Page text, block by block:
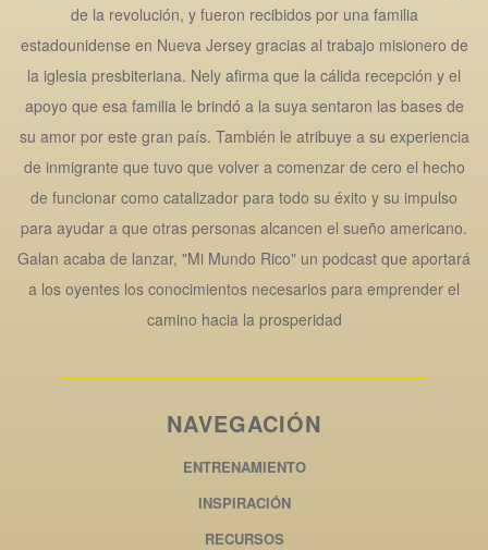
de la revolución, y fueron recibidos por una familia
estadounidense en Nueva Jersey gracias al trabajo misionero de
la iglesia presbiteriana. Nely afirma que la cálida recepción y el
apoyo que esa familia le brindó a la suya sentaron las bases de
su amor por este gran país. También le atribuye a su experiencia
de inmigrante que tuvo que volver a comenzar de cero el hecho
de funcionar como catalizador para todo su éxito y su impulso
para ayudar a que otras personas alcancen el sueño americano.
Galan acaba de lanzar, "Mi Mundo Rico" un podcast que aportará
a los oyentes los conocimientos necesarios para emprender el
camino hacia la prosperidad
NAVEGACIÓN
ENTRENAMIENTO
INSPIRACIÓN
RECURSOS